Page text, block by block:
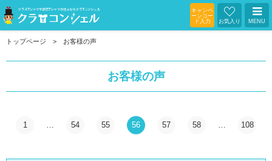
キャンペ
ーンコー
ド入力
お気入り MENU
トップページ お客様の声
お客様の声
1 … 54 55 56 57 58 … 108